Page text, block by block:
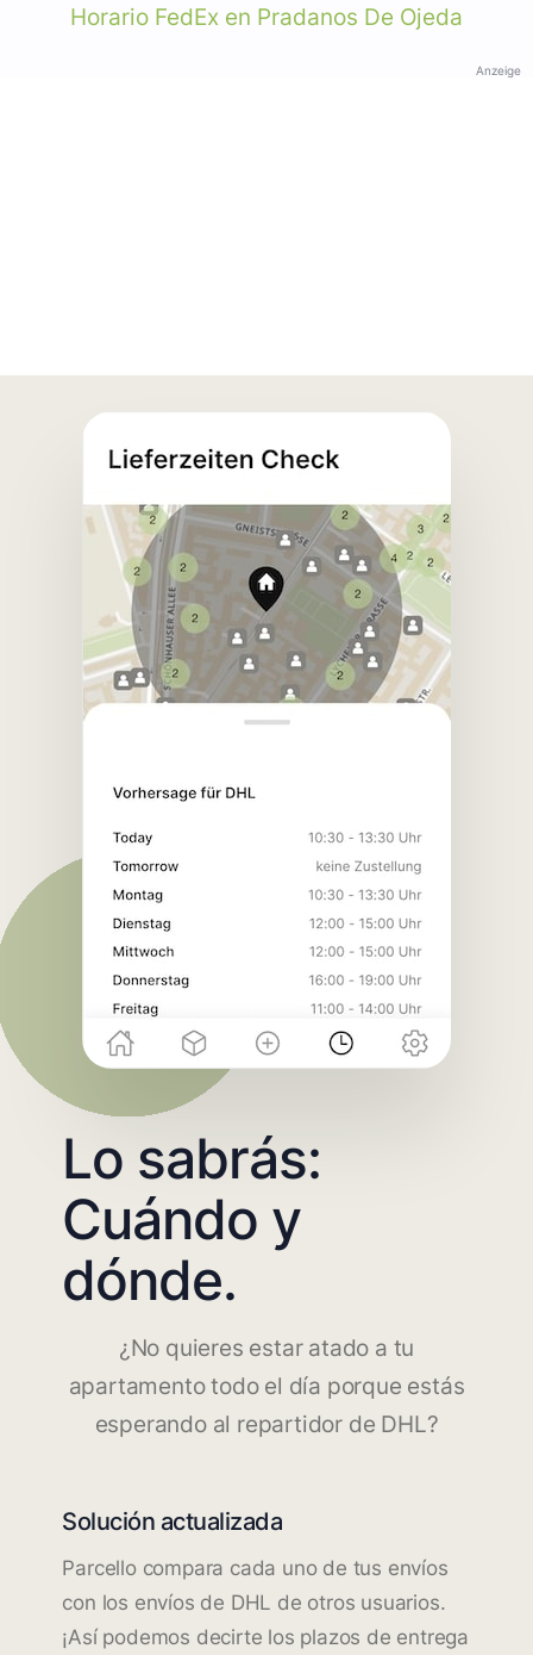
Horario FedEx en Pradanos De Ojeda
Anzeige
Lo sabrás:
Cuándo y
dónde.
¿No quieres estar atado a tu
apartamento todo el día porque estás
esperando al repartidor de DHL?
Solución actualizada
Parcello compara cada uno de tus envíos
con los envíos de DHL de otros usuarios.
¡Así podemos decirte los plazos de entrega